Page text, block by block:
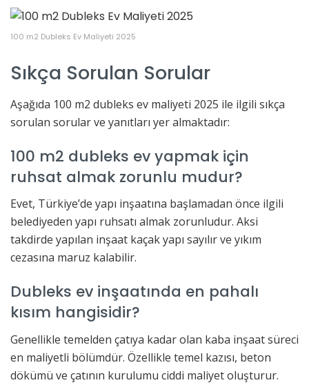
100 m2 Dubleks Ev Maliyeti 2025
Sıkça Sorulan Sorular
Aşağıda 100 m2 dubleks ev maliyeti 2025 ile ilgili sıkça
sorulan sorular ve yanıtları yer almaktadır:
100 m2 dubleks ev yapmak için
ruhsat almak zorunlu mudur?
Evet, Türkiye’de yapı inşaatına başlamadan önce ilgili
belediyeden yapı ruhsatı almak zorunludur. Aksi
takdirde yapılan inşaat kaçak yapı sayılır ve yıkım
cezasına maruz kalabilir.
Dubleks ev inşaatında en pahalı
kısım hangisidir?
Genellikle temelden çatıya kadar olan kaba inşaat süreci
en maliyetli bölümdür. Özellikle temel kazısı, beton
dökümü ve çatının kurulumu ciddi maliyet oluşturur.